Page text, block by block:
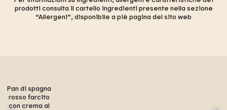
prodotti consulta il cartello ingredienti presente nella sezione
“Allergeni”, disponibile a piè pagina del sito web
Pan di spagna
rosso farcito
con crema al